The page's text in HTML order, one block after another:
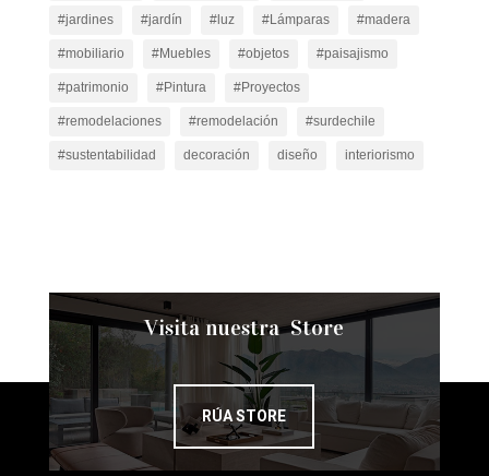
#jardines #jardín #luz #Lámparas #madera
#mobiliario #Muebles #objetos #paisajismo
#patrimonio #Pintura #Proyectos
#remodelaciones #remodelación #surdechile
#sustentabilidad decoración diseño interiorismo
Visita nuestra Store
RÚA STORE